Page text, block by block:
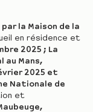
par la Maison de la
en résidence et
2025 ; La
au Mans,
2025 et
Nationale de
et